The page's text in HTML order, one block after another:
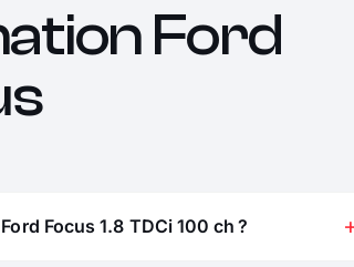
Ford
Focus 1.8 TDCi 100 ch ?